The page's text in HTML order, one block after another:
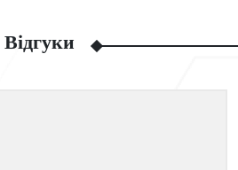
Відгуки